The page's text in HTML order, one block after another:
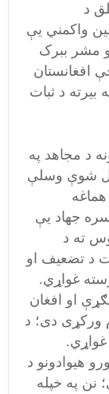
د
واکمني یې
مشر ببرک
افغانستان
د ثبات
د مجاهد په
شوې وسلې
جهاد يې
ته د
د تضعيف او
غواړي.
او افغان
ورکړی دی؛ د
هيوادونو د
نن په خپله